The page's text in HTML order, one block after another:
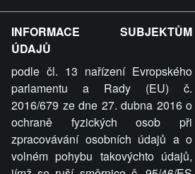
ZVRÁCENÝ.CZ - Svět není
ty lidi...
INFORMACE SUBJEKTŮM
ÚDAJŮ
podle čl. 13 nařízení Evropského
parlamentu a Rady (EU) č.
2016/679 ze dne 27. dubna 2016 o
ochraně fyzických osob při
zpracovávání osobních údajů a o
volném pohybu takovýchto údajů,